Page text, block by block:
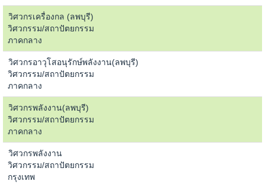
วิศวกรเครื่องกล (ลพบุรี)
วิศวกรรม/สถาปัตยกรรม
ภาคกลาง
วิศวกรอาวุโสอนุรักษ์พลังงาน(ลพบุรี)
วิศวกรรม/สถาปัตยกรรม
ภาคกลาง
วิศวกรพลังงาน(ลพบุรี)
วิศวกรรม/สถาปัตยกรรม
ภาคกลาง
วิศวกรพลังงาน
วิศวกรรม/สถาปัตยกรรม
กรุงเทพ